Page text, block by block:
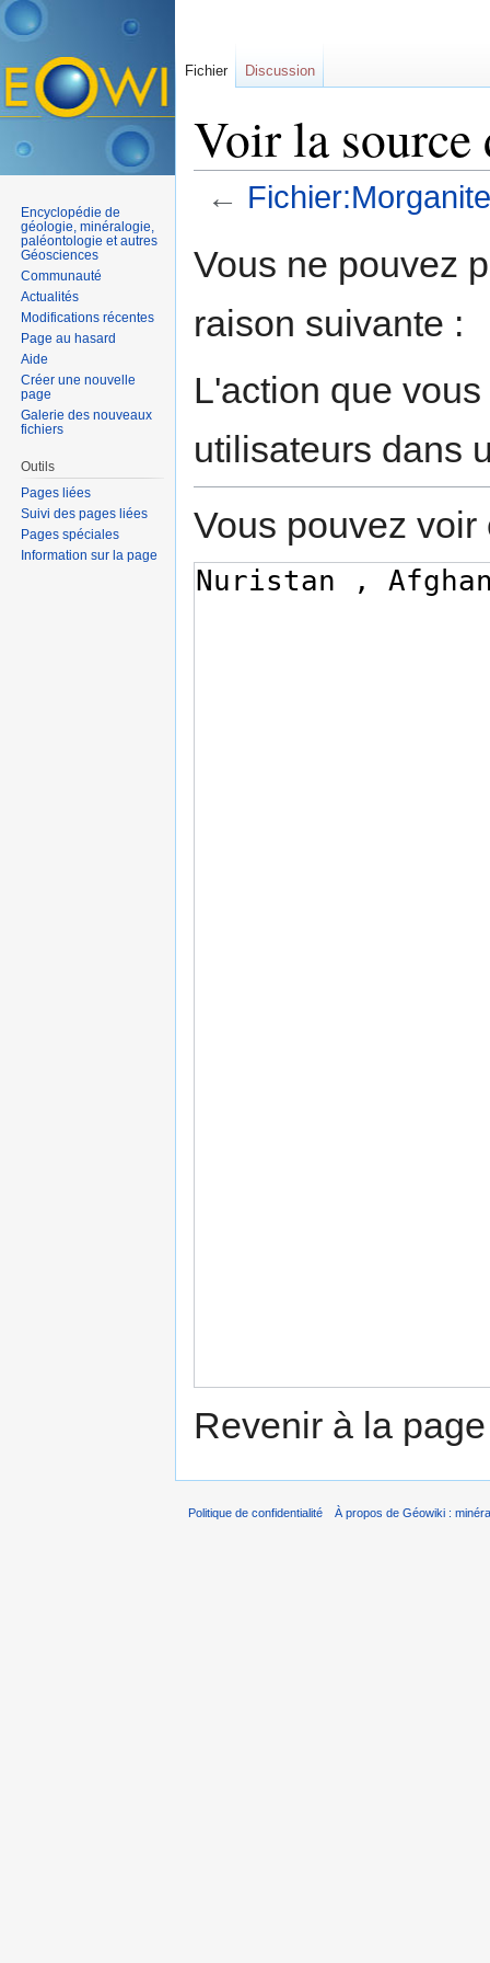
Voir la
←
Vous ne pouvez
raison suivante :
L'action que
utilisateurs dans
Vous pouvez
Revenir à la
Fichier Discussion
Encyclopédie de
géologie, minéralogie,
paléontologie et autres
Géosciences
Communauté
Actualités
Modifications récentes
Page au hasard
Aide
Créer une nouvelle
page
Galerie des nouveaux
fichiers
Outils
Pages liées
Suivi des pages liées
Pages spéciales
Information sur la page
Politique de confidentialité À propos de Géowiki :